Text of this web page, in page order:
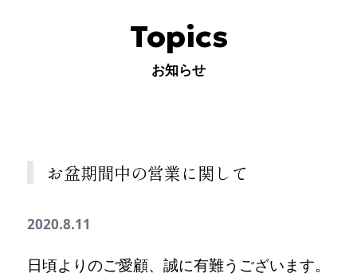
Topics
お知らせ
お盆期間中の営業に関して
2020.8.11
日頃よりのご愛顧、誠に有難うございます。